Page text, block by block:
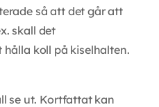
så att det går att
skall det
koll på kiselhalten.
se ut. Kortfattat kan